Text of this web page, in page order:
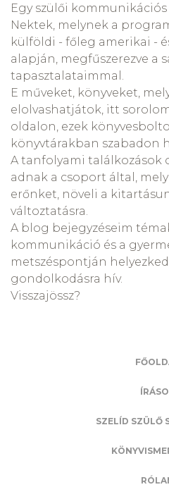
Egy szülői
Nektek, melynek a
külföldi - főleg amerikai -
alapján, megfűszerezve a
tapasztalataimmal.
E műveket, könyveket,
elolvashatjátok, itt
oldalon, ezek
könyvtárakban szabadon
A tanfolyami
adnak a csoport által,
erőnket, növeli a
változtatásra.
A blog bejegyzéseim
kommunikáció és a
metszéspontján
gondolkodásra hív.
Visszajössz?
SZELÍD SZÜLŐ